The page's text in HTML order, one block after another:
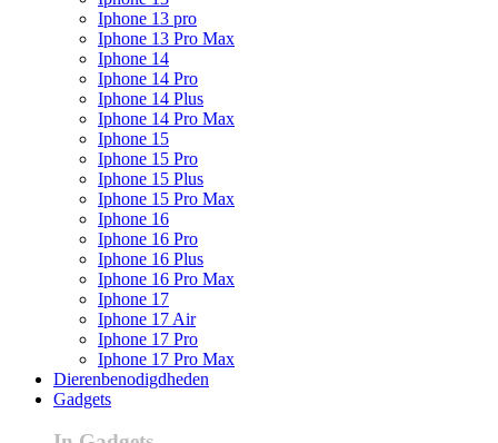
Iphone 13 pro
Iphone 13 Pro Max
Iphone 14
Iphone 14 Pro
Iphone 14 Plus
Iphone 14 Pro Max
Iphone 15
Iphone 15 Pro
Iphone 15 Plus
Iphone 15 Pro Max
Iphone 16
Iphone 16 Pro
Iphone 16 Plus
Iphone 16 Pro Max
Iphone 17
Iphone 17 Air
Iphone 17 Pro
Iphone 17 Pro Max
Dierenbenodigdheden
Gadgets